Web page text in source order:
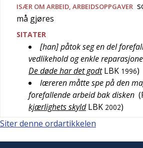
ISÆR OM ARBEID, ARBEIDSOPPGAVER
må gjøres
SITATER
[han] påtok seg en del
vedlikehold og enkle
De døde har det godt LBK 1996)
læreren måtte spe på den
forefallende arbeid bak disken (
kjærlighets skyld LBK 2002)
Siter denne ordartikkelen